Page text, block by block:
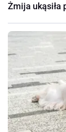
Żmija ukąsiła